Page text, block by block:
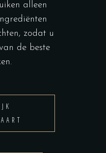
alleen
zodat u
de beste